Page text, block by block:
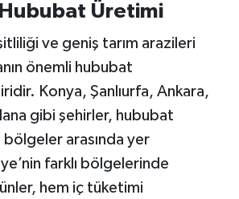
Üretimi
ve geniş tarım arazileri
önemli hububat
Konya, Şanlıurfa, Ankara,
gibi şehirler, hububat
arasında yer
farklı bölgelerinde
hem iç tüketimi